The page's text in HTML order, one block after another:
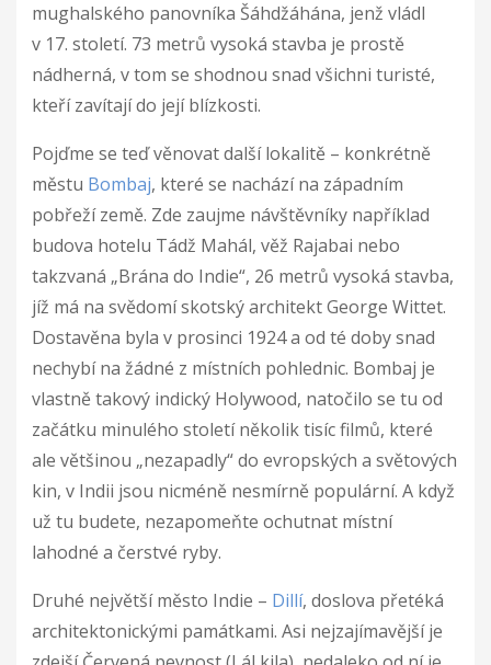
mughalského panovníka Šáhdžáhána, jenž vládl
v 17. století. 73 metrů vysoká stavba je prostě
nádherná, v tom se shodnou snad všichni turisté,
kteří zavítají do její blízkosti.
Pojďme se teď věnovat další lokalitě – konkrétně
městu Bombaj, které se nachází na západním
pobřeží země. Zde zaujme návštěvníky například
budova hotelu Tádž Mahál, věž Rajabai nebo
takzvaná „Brána do Indie“, 26 metrů vysoká stavba,
jíž má na svědomí skotský architekt George Wittet.
Dostavěna byla v prosinci 1924 a od té doby snad
nechybí na žádné z místních pohlednic. Bombaj je
vlastně takový indický Holywood, natočilo se tu od
začátku minulého století několik tisíc filmů, které
ale většinou „nezapadly“ do evropských a světových
kin, v Indii jsou nicméně nesmírně populární. A když
už tu budete, nezapomeňte ochutnat místní
lahodné a čerstvé ryby.
Druhé největší město Indie – Dillí, doslova přetéká
architektonickými památkami. Asi nejzajímavější je